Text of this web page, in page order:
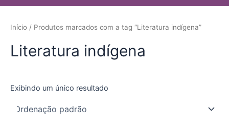
Início / Produtos marcados com a tag “Literatura indígena”
Literatura indígena
Exibindo um único resultado